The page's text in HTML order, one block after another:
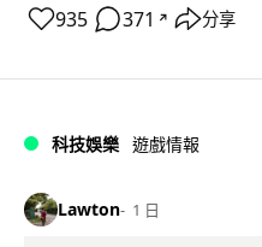
935 371 ↗ 分享
科技娛樂 遊戲情報
Lawton 1 日